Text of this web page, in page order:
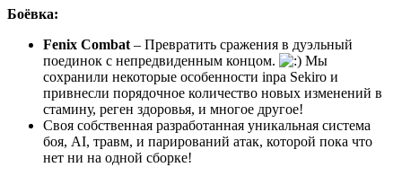
Боёвка:
Fenix Combat – Превратить сражения в дуэльный
поединок с непредвиденным концом.
Мы
сохранили некоторые особенности inpa Sekiro и
привнесли порядочное количество новых изменений в
стамину, реген здоровья, и многое другое!
Своя собственная разработанная уникальная система
боя, AI, травм, и парирований атак, которой пока что
нет ни на одной сборке!